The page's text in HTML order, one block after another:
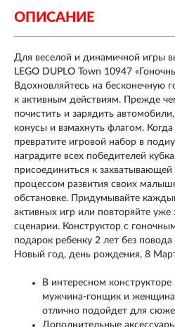
ОПИСАНИЕ
Для веселой и динамичной игры
LEGO DUPLO Town 10947
Вдохновляйтесь на бесконечную
к активным действиям. Прежде
почистить и зарядить
конусы и взмахнуть флагом. Когда
превратите игровой набор в
наградите всех победителей
присоединиться к
процессом развития своих
обстановке. Придумывайте
активных игр или повторяйте
сценарии. Конструктор с
подарок ребенку 2 лет без
Новый год, день рождения, 8
В интересном
мужчина-гонщик и
отлично подойдет для
Дополнительные